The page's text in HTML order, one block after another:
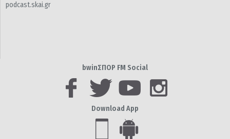
podcast.skai.gr
bwinΣΠΟΡ FM Social
Download App